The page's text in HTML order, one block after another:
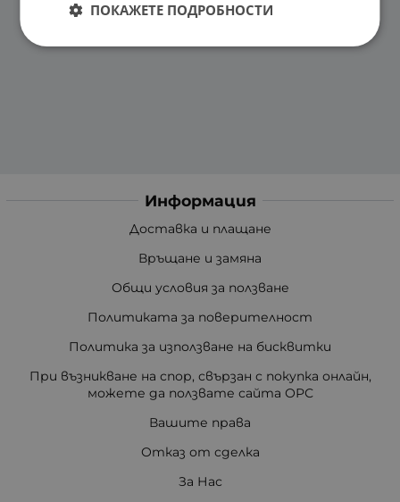
Информация
Доставка и плащане
Връщане и замяна
Общи условия за ползване
Политиката за поверителност
Политика за използване на бисквитки
При възникване на спор, свързан с покупка онлайн,
можете да ползвате сайта ОРС
Вашите права
Отказ от сделка
За Нас
ПОКАЖЕТЕ ПОДРОБНОСТИ